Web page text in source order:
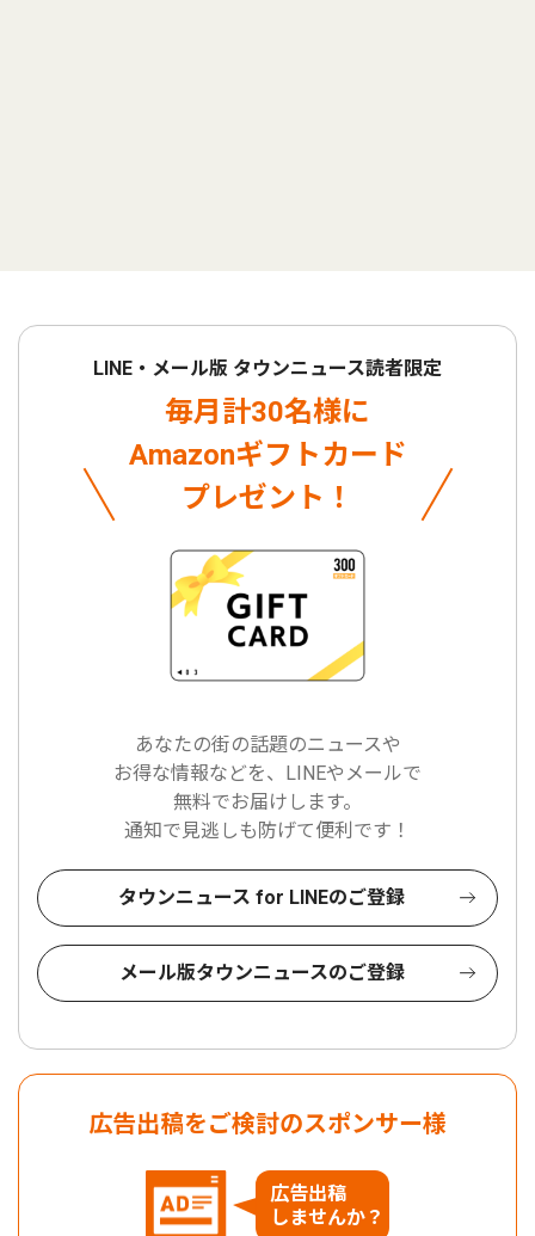
LINE・メール版 タウンニュース読者限定
毎月計30名様に
Amazonギフトカード
プレゼント！
あなたの街の話題のニュースや
お得な情報などを、LINEやメールで
無料でお届けします。
通知で見逃しも防げて便利です！
タウンニュース for LINEのご登録
メール版タウンニュースのご登録
広告出稿をご検討のスポンサー様
広告出稿
しませんか？